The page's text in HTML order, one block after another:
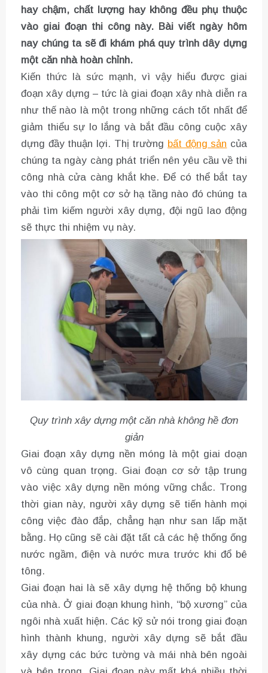
hay chậm, chất lượng hay không đều phụ thuộc
vào giai đoạn thi công này. Bài viết ngày hôm
nay chúng ta sẽ đi khám phá quy trình dây dựng
một căn nhà hoàn chỉnh.
Kiến thức là sức mạnh, vì vậy hiểu được giai
đoạn xây dựng – tức là giai đoạn xây nhà diễn ra
như thế nào là một trong những cách tốt nhất để
giảm thiểu sự lo lắng và bắt đầu công cuộc xây
dựng đầy thuận lợi. Thị trường bất động sản của
chúng ta ngày càng phát triển nên yêu cầu về thi
công nhà cửa càng khắt khe. Để có thể bắt tay
vào thi công một cơ sở hạ tầng nào đó chúng ta
phải tìm kiếm người xây dựng, đội ngũ lao động
sẽ thực thi nhiệm vụ này.
Quy trình xây dựng một căn nhà không hề đơn
giản
Giai đoạn xây dựng nền móng là một giai doạn
vô cùng quan trọng. Giai đoạn cơ sở tập trung
vào việc xây dựng nền móng vững chắc. Trong
thời gian này, người xây dựng sẽ tiến hành mọi
công việc đào đắp, chẳng hạn như san lấp mặt
bằng. Họ cũng sẽ cài đặt tất cả các hệ thống ống
nước ngầm, điện và nước mưa trước khi đổ bê
tông.
Giai đoạn hai là sẽ xây dựng hệ thống bộ khung
của nhà. Ở giai đoạn khung hình, “bộ xương” của
ngôi nhà xuất hiện. Các kỹ sử nói trong giai đoạn
hình thành khung, người xây dựng sẽ bắt đầu
xây dựng các bức tường và mái nhà bên ngoài